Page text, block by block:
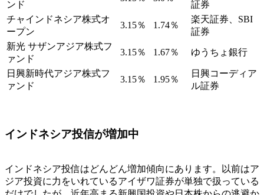
ンド
証券
チャインドネシア株式オ
ープン
3.15％ 1.74％
楽天証券、SBI
証券
新光 サザンアジア株式フ
ァンド
3.15％ 1.67％ ゆうちょ銀行
日興新時代アジア株式フ
ァンド
3.15％ 1.95％
日興コーディア
ル証券
インドネシア投信が増加中
インドネシア投信はどんどん増加傾向にあります。以前はア
ジア投資に力をいれているアイザワ証券が単独で扱っている